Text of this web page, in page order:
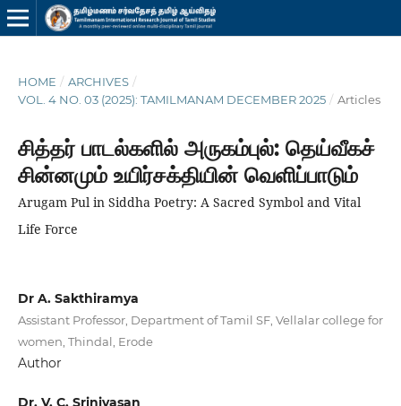
HOME / ARCHIVES /
VOL. 4 NO. 03 (2025): TAMILMANAM DECEMBER 2025 / Articles
சித்தர் பாடல்களில் அருகம்புல்: தெய்வீகச்
சின்னமும் உயிர்சக்தியின் வெளிப்பாடும்
Arugam Pul in Siddha Poetry: A Sacred Symbol and Vital
Life Force
Dr A. Sakthiramya
Assistant Professor, Department of Tamil SF, Vellalar college for
women, Thindal, Erode
Author
Dr. V. C. Srinivasan